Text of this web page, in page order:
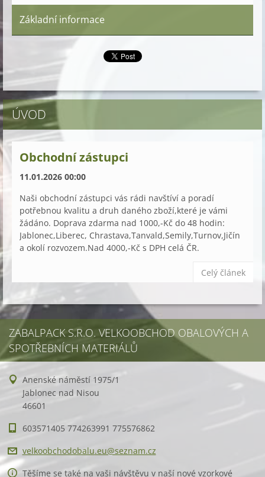
Základní informace
ÚVOD
Obchodní zástupci
11.01.2026 00:00
Naši obchodní zástupci vás rádi navštíví a poradí
potřebnou kvalitu a druh daného zboží,které je vámi
žádáno. Doprava zdarma nad 1000,-Kč do 48 hodin:
Jablonec,Liberec, Chrastava,Tanvald,Semily,Turnov,Jičín
a okolí rozvozem.Nad 4000,-Kč s DPH celá ČR.
Celý článek
ZABALPACK S.R.O. VELKOOBCHOD OBALOVÝCH A
SPOTŘEBNÍCH MATERIÁLŮ
Anenské náměstí 1975/1
Jablonec nad Nisou
46601
603571405 774263991 775576862
velkoobchodobalu.eu@seznam.cz
Těšíme se také na vaši návštěvu v naší nové vzorkové